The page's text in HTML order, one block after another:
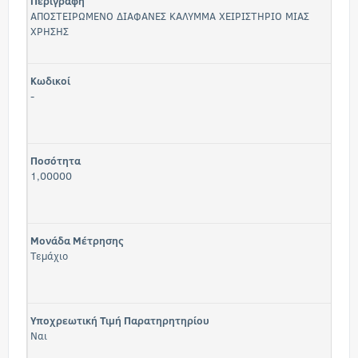
ΑΠΟΣΤΕΙΡΩΜΕΝΟ ΔΙΑΦΑΝΕΣ ΚΑΛΥΜΜΑ ΧΕΙΡΙΣΤΗΡΙΟ ΜΙΑΣ
ΧΡΗΣΗΣ
Κωδικοί
-
Ποσότητα
1,00000
Μονάδα Μέτρησης
Τεμάχιο
Υποχρεωτική Τιμή Παρατηρητηρίου
Ναι